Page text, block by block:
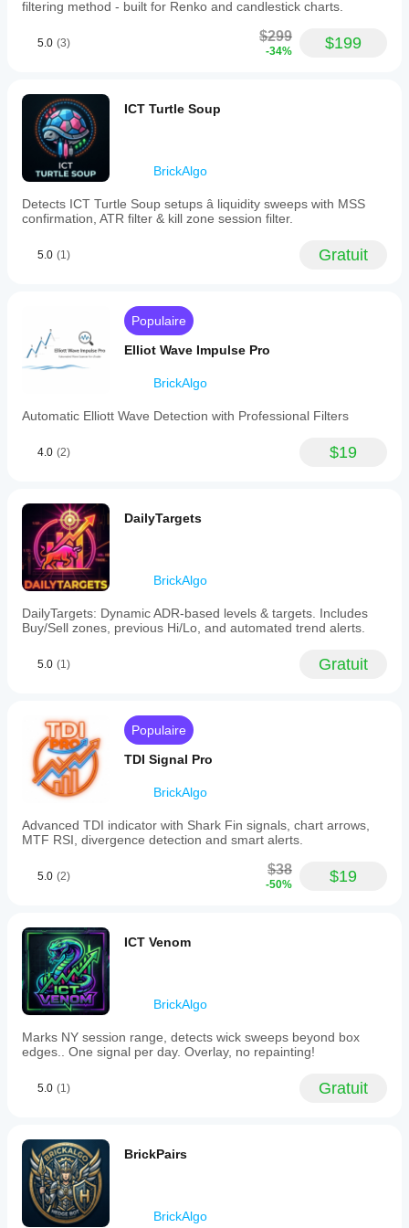
à votre
filtering method - built for Renko and candlestick charts.
5.0 (3) $299
-34% $199
ICT Turtle Soup
BrickAlgo
Detects ICT Turtle Soup setups â liquidity sweeps with MSS
confirmation, ATR filter & kill zone session filter.
5.0 (1) Gratuit
Populaire
Elliot Wave Impulse Pro
BrickAlgo
Automatic Elliott Wave Detection with Professional Filters
4.0 (2) $19
DailyTargets
BrickAlgo
DailyTargets: Dynamic ADR-based levels & targets. Includes
Buy/Sell zones, previous Hi/Lo, and automated trend alerts.
5.0 (1) Gratuit
Populaire
TDI Signal Pro
BrickAlgo
Advanced TDI indicator with Shark Fin signals, chart arrows,
MTF RSI, divergence detection and smart alerts.
5.0 (2) $38
-50% $19
ICT Venom
BrickAlgo
Marks NY session range, detects wick sweeps beyond box
edges.. One signal per day. Overlay, no repainting!
5.0 (1) Gratuit
BrickPairs
BrickAlgo